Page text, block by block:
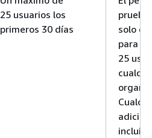
25 usuarios los
primeros 30 días
solo
para
25